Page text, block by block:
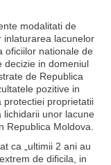
modalitati de
inlaturarea lacunelor
oficiilor nationale de
decizie in domeniul
de Republica
pozitive in
protectiei proprietatii
lichidarii unor lacune
Republica Moldova.
ca „ultimii 2 ani au
de dificila, in